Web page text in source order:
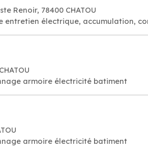
Renoir, 78400 CHATOU
entretien électrique, accumulation,
armoire électricité batiment
armoire électricité batiment